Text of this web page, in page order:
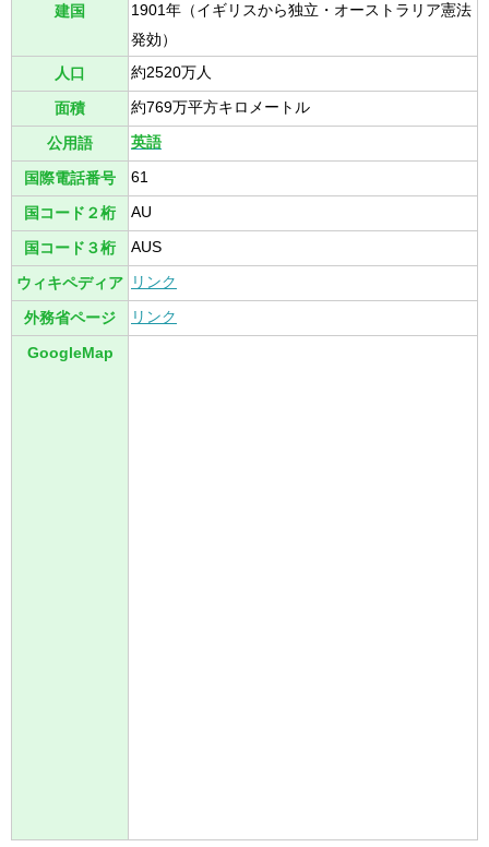
建国
1901年（イギリスから独立・オーストラリア憲法
発効）
人口 約2520万人
面積 約769万平方キロメートル
公用語 英語
国際電話番号 61
国コード２桁 AU
国コード３桁 AUS
ウィキペディア リンク
外務省ページ リンク
GoogleMap